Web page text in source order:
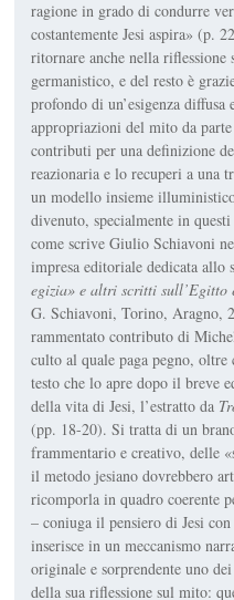
ragione in grado di condurre
costantemente Jesi aspira» (p.
ritornare anche nella
germanistico, e del resto è
profondo di un’esigenza diffusa
appropriazioni del mito da
contributi per una definizione
reazionaria e lo recuperi a una
un modello insieme
divenuto, specialmente in
come scrive Giulio Schiavoni
impresa editoriale dedicata allo
egizia» e altri scritti
G. Schiavoni, Torino, Aragno,
rammentato contributo di
culto al quale paga pegno, oltre
testo che lo apre dopo il breve
della vita di Jesi, l’estratto da
(pp. 18-20). Si tratta di un
frammentario e creativo, delle
il metodo jesiano dovrebbero
ricomporla in quadro coerente
– coniuga il pensiero di Jesi
inserisce in un meccanismo
originale e sorprendente uno
della sua riflessione sul mito: